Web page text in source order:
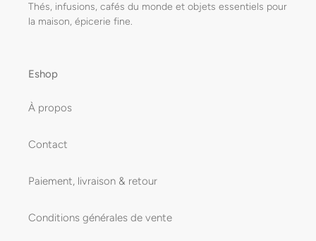
Thés, infusions, cafés du monde et objets essentiels pour
la maison, épicerie fine.
Eshop
À propos
Contact
Paiement, livraison & retour
Conditions générales de vente